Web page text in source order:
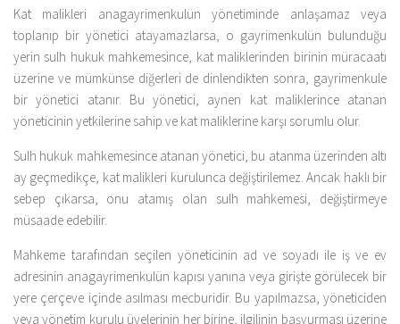
Kat malikleri anagayrimenkulün yönetiminde anlaşamaz veya
toplanıp bir yönetici atayamazlarsa, o gayrimenkulün bulunduğu
yerin sulh hukuk mahkemesince, kat maliklerinden birinin müracaatı
üzerine ve mümkünse diğerleri de dinlendikten sonra, gayrimenkule
bir yönetici atanır. Bu yönetici, aynen kat maliklerince atanan
yöneticinin yetkilerine sahip ve kat maliklerine karşı sorumlu olur.
Sulh hukuk mahkemesince atanan yönetici, bu atanma üzerinden altı
ay geçmedikçe, kat malikleri kurulunca değiştirilemez. Ancak haklı bir
sebep çıkarsa, onu atamış olan sulh mahkemesi, değiştirmeye
müsaade edebilir.
Mahkeme tarafından seçilen yöneticinin ad ve soyadı ile iş ve ev
adresinin anagayrimenkulün kapısı yanına veya girişte görülecek bir
yere çerçeve içinde asılması mecburidir. Bu yapılmazsa, yöneticiden
veya yönetim kurulu üyelerinin her birine, ilgilinin başvurması üzerine